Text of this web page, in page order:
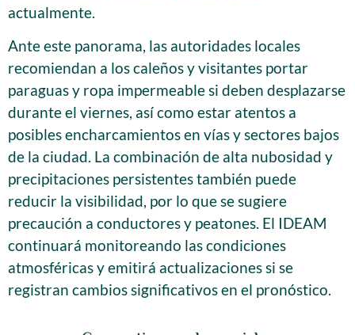
actualmente.
Ante este panorama, las autoridades locales
recomiendan a los caleños y visitantes portar
paraguas y ropa impermeable si deben desplazarse
durante el viernes, así como estar atentos a
posibles encharcamientos en vías y sectores bajos
de la ciudad. La combinación de alta nubosidad y
precipitaciones persistentes también puede
reducir la visibilidad, por lo que se sugiere
precaución a conductores y peatones. El IDEAM
continuará monitoreando las condiciones
atmosféricas y emitirá actualizaciones si se
registran cambios significativos en el pronóstico.